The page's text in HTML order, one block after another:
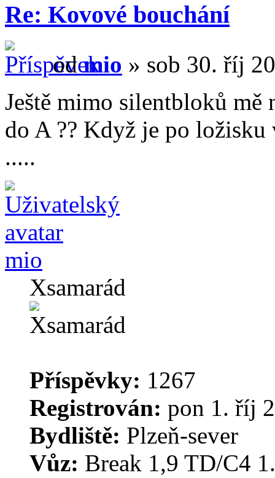
Re: Kovové bouchání
odmio » sob 30. říj
Ještě mimo silentbloků mě
do A ?? Když je po ložisku
.....
mio
Xsamarád
Příspěvky: 1267
Registrován: pon 1. říj
Bydliště: Plzeň-sever
Vůz: Break 1,9 TD/C4